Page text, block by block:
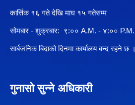
कार्त्तिक १६ गते देखि माघ १५ गतेसम्म
सोमबार - शुक्रबार: ९:०० A.M. - ४:०० P.M.
सार्बजनिक बिदाको दिनमा कार्यालय बन्द रहने छ ।
गुनासो सुन्ने अधिकारी